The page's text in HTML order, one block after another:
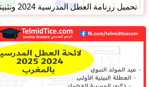
تحميل رزنامة العطل المدرسية 2024 وتثبيتها على يومية هاتفك